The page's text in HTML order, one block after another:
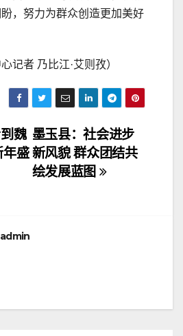
，努力为群众创造更加美好
记者 乃比江·艾则孜）
墨玉县：社会进步
新风貌 群众团结共
绘发展蓝图
魏
年盛
admin